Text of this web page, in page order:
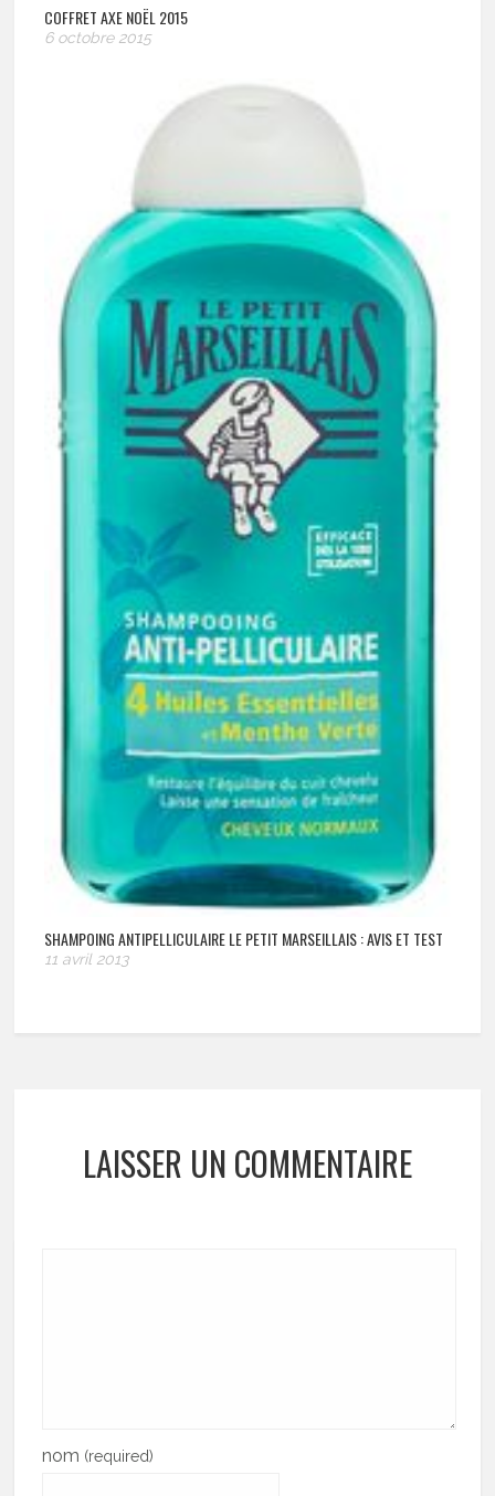
COFFRET AXE NOËL 2015
6 octobre 2015
SHAMPOING ANTIPELLICULAIRE LE PETIT MARSEILLAIS : AVIS ET TEST
11 avril 2013
LAISSER UN COMMENTAIRE
nom (required)